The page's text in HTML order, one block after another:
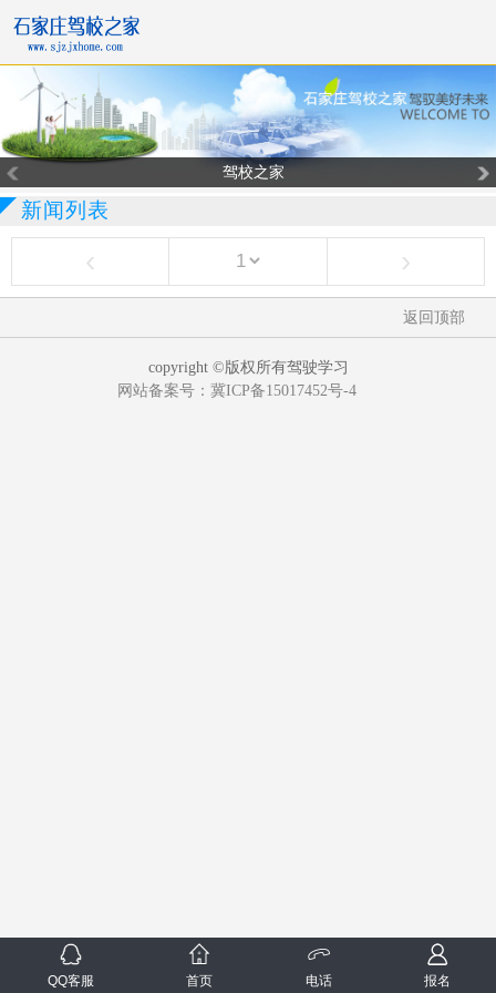
驾校之家
新闻列表
‹ ›
返回顶部
copyright ©版权所有驾驶学习
网站备案号：冀ICP备15017452号-4
QQ客服 首页 电话 报名